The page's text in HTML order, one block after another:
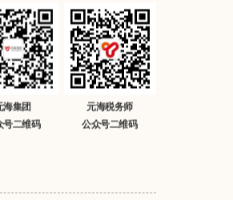
海集团
号二维码
元海税务师
公众号二维码